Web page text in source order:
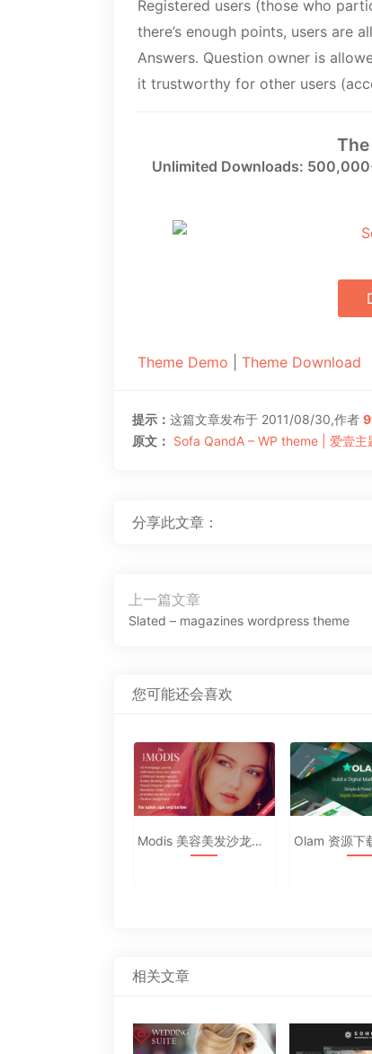
Registered users (those who
there’s enough points, users are
Answers. Question owner is
it trustworthy for other users
Unlimited Downloads:
Theme Demo Theme Download
提示： 这篇文章发布于 2011/08/30,作者
原文： Sofa QandA – WP theme | 爱壹主
分享此文章：
章
导
上一篇文章
上
文
章：
Slated – magazines wordpress theme
您可能还会喜欢
Olam 资源下载高级商城中文主题
相关文章